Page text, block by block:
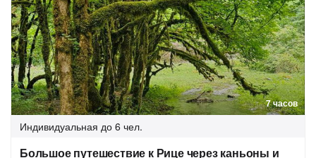
7 часов
Индивидуальная до 6 чел.
Большое путешествие к Рице через каньоны и